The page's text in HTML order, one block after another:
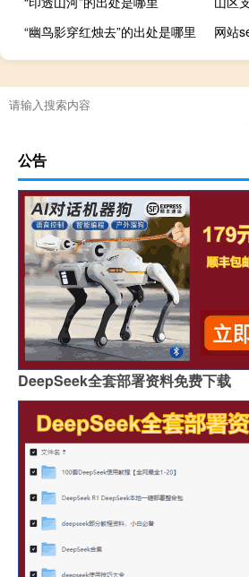
“幽鸟影穿红烛去”的出处是哪里
网站
公告
DeepSeek全套部署资料免费下载